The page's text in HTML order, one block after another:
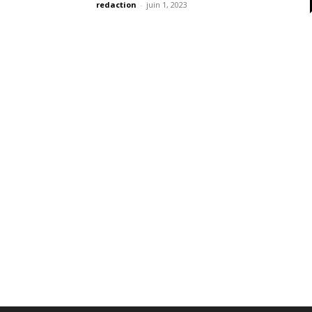
redaction - juin 1, 2023